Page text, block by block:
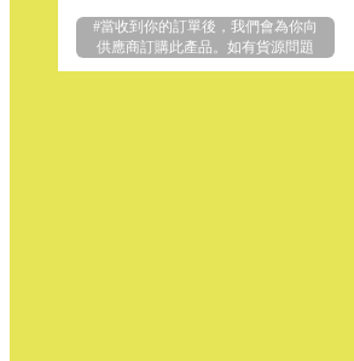
#當收到你的訂單後，我們會為你向
供應商訂購此產品。如有貨源問題